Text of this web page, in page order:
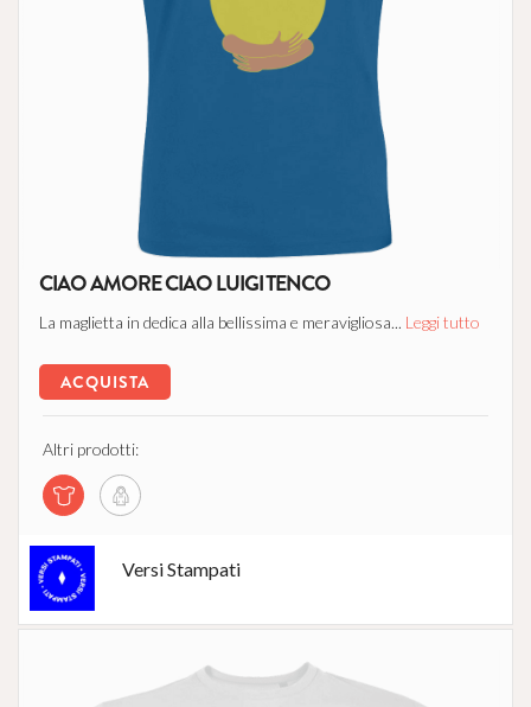
CIAO AMORE CIAO LUIGI TENCO
La maglietta in dedica alla bellissima e meravigliosa... Leggi tutto
ACQUISTA
Altri prodotti:
Versi Stampati